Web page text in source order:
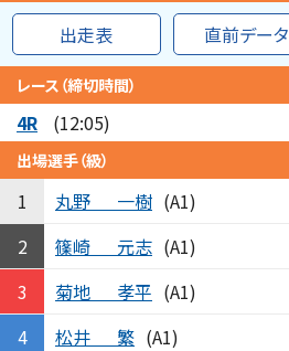
出走表 直前データ
レース（締切時間）
4R (12:05)
出場選手（級）
1 丸野 一樹 (A1)
2
篠崎 元志 (A1)
3
菊地 孝平 (A1)
4
松井 繁 (A1)